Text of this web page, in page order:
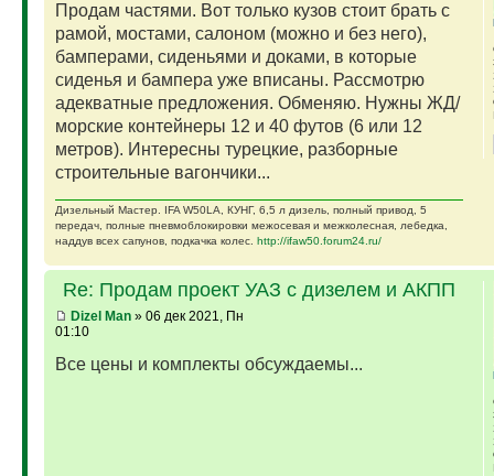
Продам частями. Вот только кузов стоит брать с
рамой, мостами, салоном (можно и без него),
бамперами, сиденьями и доками, в которые
сиденья и бампера уже вписаны. Рассмотрю
адекватные предложения. Обменяю. Нужны ЖД/
морские контейнеры 12 и 40 футов (6 или 12
метров). Интересны турецкие, разборные
строительные вагончики...
Дизельный Мастер. IFA W50LA, КУНГ, 6,5 л дизель, полный привод, 5
передач, полные пневмоблокировки межосевая и межколесная, лебедка,
наддув всех сапунов, подкачка колес. http://ifaw50.forum24.ru/
Re: Продам проект УАЗ с дизелем и АКПП
Dizel Man» 06 дек 2021, Пн
01:10
Все цены и комплекты обсуждаемы...